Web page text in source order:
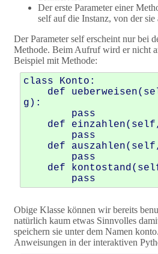
Der erste Parameter einer
self auf die Instanz, von der
Der Parameter self erscheint nur bei
Methode. Beim Aufruf wird er nicht
Beispiel mit Methode:
class Konto:
g):
Obige Klasse können wir bereits
natürlich kaum etwas Sinnvolles
speichern sie unter dem Namen
Anweisungen in der interaktiven